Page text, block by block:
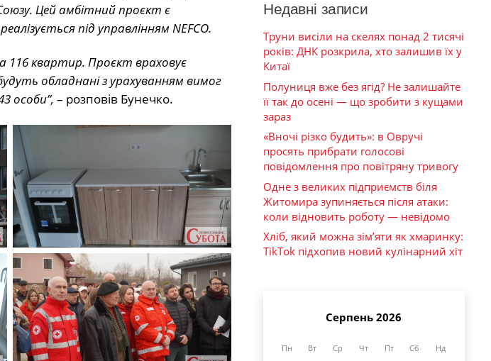
Цей амбітний проєкт є
під управлінням NEFCO.
116 квартир. Проєкт враховує
обладнані з урахуванням вимог
особи”, – розповів Бунечко.
Недавні записи
Труни висіли на скелях понад 2 тисячі
років: ДНК розкрила, хто залишив їх у
Китаї
Полуниця вже без ягід? Не залишайте
її так до осені — що зробити з кущами
зараз
«Вночі різко будить»: в Овручі
просять прибрати голосові
повідомлення про повітряну тривогу
Одне з великих підприємств біля
Житомира зупиняється після атаки:
коли відновить роботу — невідомо
Хліб, який можна зім’яти як хмаринку:
TikTok підхопив новий кулінарний хіт
Серпень 2026
Пн Вт Ср Чт Пт Сб Нд